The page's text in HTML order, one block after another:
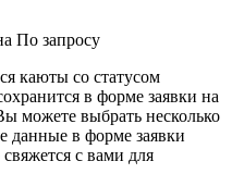
По запросу
каюты со статусом
в форме заявки на
можете выбрать несколько
данные в форме заявки
с вами для